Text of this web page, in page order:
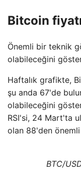
Bitcoin
Önemli bir teknik
olabileceğini
Haftalık grafikte,
şu anda 67'de
olabileceğini
RSI'si, 24 Mart'ta
olan 88'den
BTC/